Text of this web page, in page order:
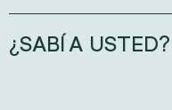
¿SABÍA USTED?